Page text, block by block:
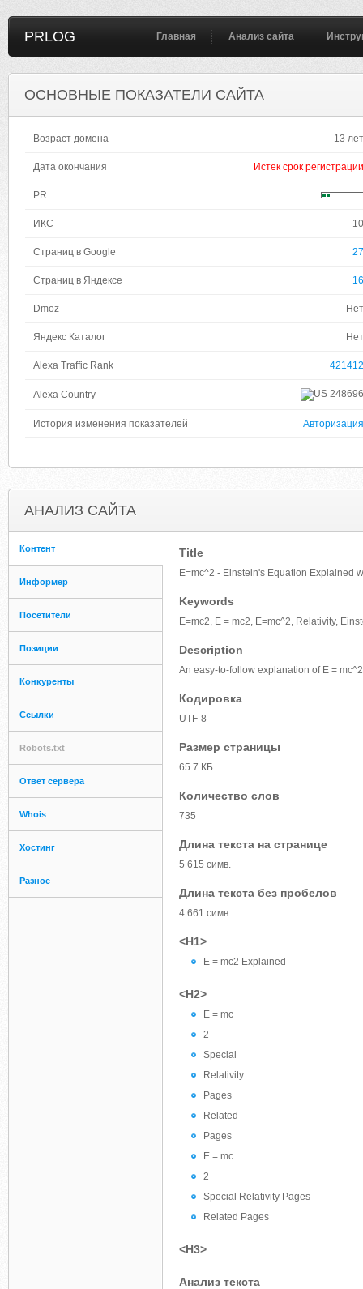
PRLOG Главная Анализ сайта
ОСНОВНЫЕ ПОКАЗАТЕЛИ САЙТА
Возраст домена 13 лет
Дата окончания Истек срок регистрации
PR
ИКС 10
Страниц в Google 27
Страниц в Яндексе 16
Dmoz Нет
Яндекс Каталог Нет
Alexa Traffic Rank 421412
Alexa Country 248696
История изменения показателей Авторизация
АНАЛИЗ САЙТА
Контент
Информер
Посетители
Позиции
Конкуренты
Ссылки
Robots.txt
Ответ сервера
Whois
Хостинг
Разное
Title
E=mc^2 - Einstein's Equation Explained
Keywords
E=mc2, E = mc2, E=mc^2, Relativity,
Description
An easy-to-follow explanation of E =
Кодировка
UTF-8
Размер страницы
65.7 КБ
Количество слов
735
Длина текста на странице
5 615 симв.
Длина текста без пробелов
4 661 симв.
<H1>
E = mc2 Explained
<H2>
E = mc
2
Special
Relativity
Pages
Related
Pages
E = mc
2
Special Relativity Pages
Related Pages
<H3>
Анализ текста